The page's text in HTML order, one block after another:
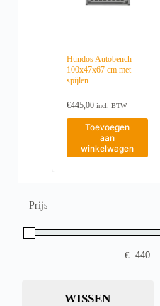
Prijs
€
WISSEN
Hundos Autobench
100x47x67 cm met
spijlen
€445,00 incl. BTW
Toevoegen
aan
winkelwagen